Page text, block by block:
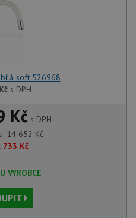
bílá soft 526968
Kčs DPH
Kč s DPH
14 652 Kč
733 Kč
VÝROBCE